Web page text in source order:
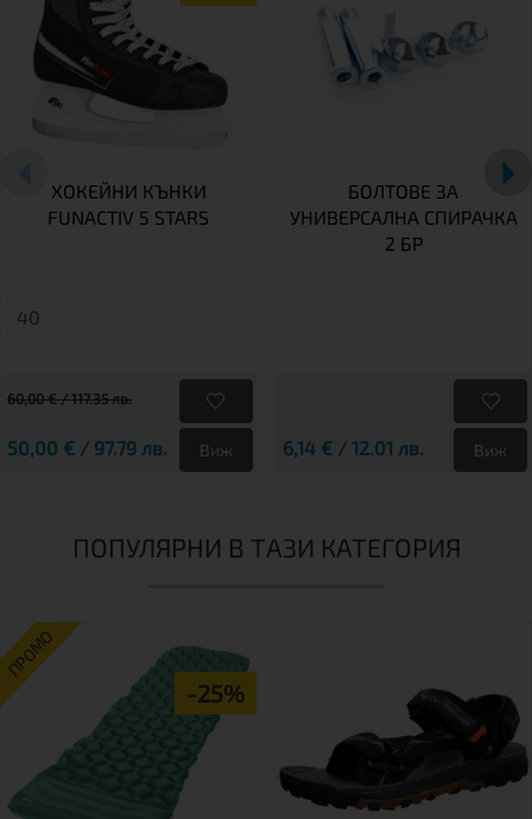
ХОКЕЙНИ КЪНКИ
FUNACTIV 5 STARS
40
60,00 € / 117.35 лв.
50,00 € / 97.79 лв. Виж
БОЛТОВЕ ЗА
УНИВЕРСАЛНА СПИРАЧКА
2 БР
6,14 € / 12.01 лв. Виж
ПОПУЛЯРНИ В ТАЗИ КАТЕГОРИЯ
ПРОМО
-25%